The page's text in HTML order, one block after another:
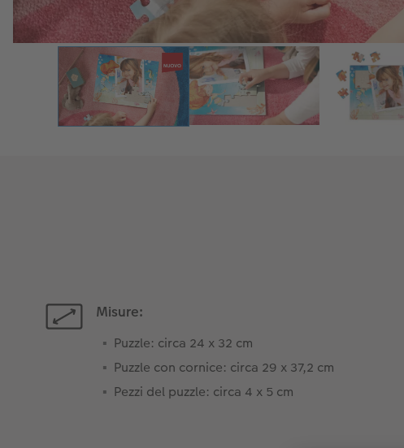
Misure:
Puzzle: circa 24 x 32 cm
Puzzle con cornice: circa 29 x 37,2 cm
Pezzi del puzzle: circa 4 x 5 cm